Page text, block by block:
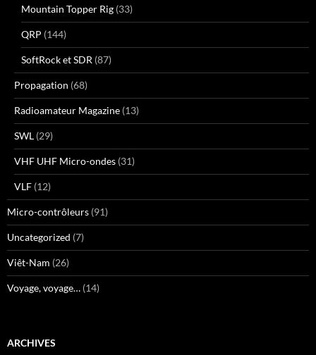
Mountain Topper Rig (33)
QRP (144)
SoftRock et SDR (87)
Propagation (68)
Radioamateur Magazine (13)
SWL (29)
VHF UHF Micro-ondes (31)
VLF (12)
Micro-contrôleurs (91)
Uncategorized (7)
Viêt-Nam (26)
Voyage, voyage… (14)
ARCHIVES